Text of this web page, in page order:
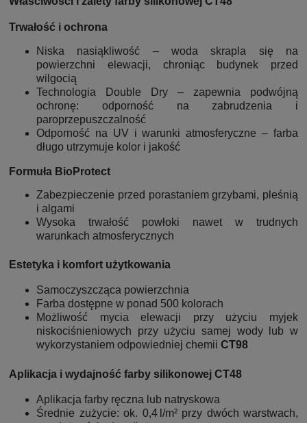
Trwałość i ochrona
Niska nasiąkliwość – woda skrapla się na
powierzchni elewacji, chroniąc budynek przed
wilgocią
Technologia Double Dry – zapewnia podwójną
ochronę: odporność na zabrudzenia i
paroprzepuszczalność
Odporność na UV i warunki atmosferyczne – farba
długo utrzymuje kolor i jakość
Formuła BioProtect
Zabezpieczenie przed porastaniem grzybami, pleśnią
i algami
Wysoka trwałość powłoki nawet w trudnych
warunkach atmosferycznych
Estetyka i komfort użytkowania
Samoczyszcząca powierzchnia
Farba dostępne w ponad 500 kolorach
Możliwość mycia elewacji przy użyciu myjek
niskociśnieniowych przy użyciu samej wody lub w
wykorzystaniem odpowiedniej chemii CT98
Aplikacja i wydajność farby silikonowej CT48
Aplikacja farby ręczna lub natryskowa
Średnie zużycie: ok. 0,4 l/m² przy dwóch warstwach,